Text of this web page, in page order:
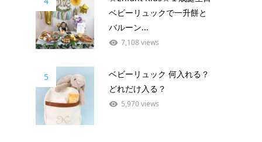
ベビーリュックで一升餅と
バルーン...
7,108 views
5
ベビーリュック 何入れる？
どれだけ入る？
5,970 views